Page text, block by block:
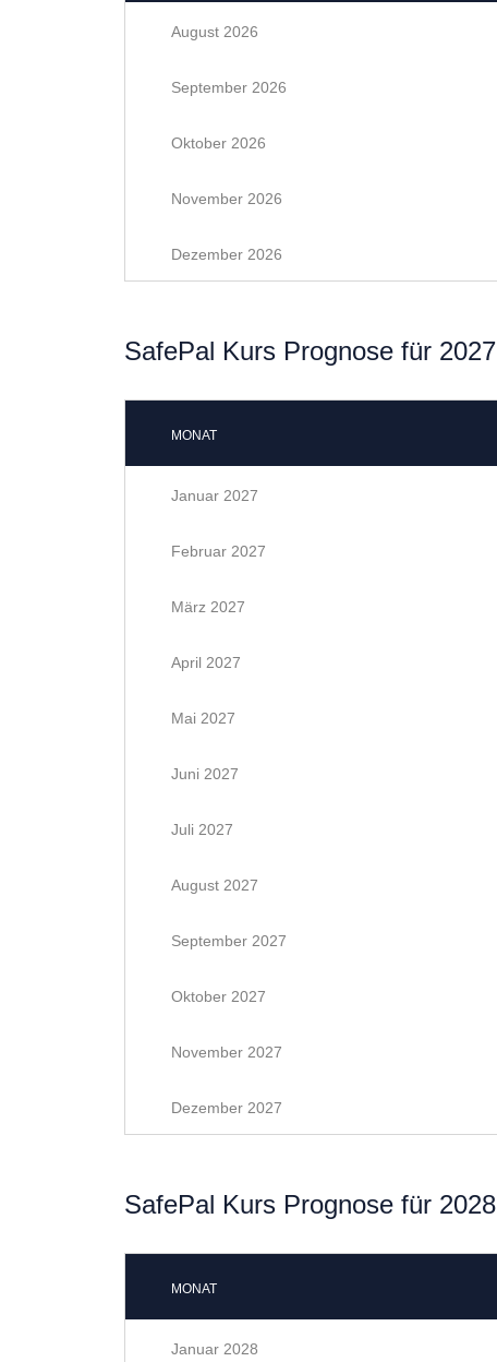
August 2026
September 2026
Oktober 2026
November 2026
Dezember 2026
SafePal Kurs Prognose für 2027
MONAT
Januar 2027
Februar 2027
März 2027
April 2027
Mai 2027
Juni 2027
Juli 2027
August 2027
September 2027
Oktober 2027
November 2027
Dezember 2027
SafePal Kurs Prognose für 2028
MONAT
Januar 2028